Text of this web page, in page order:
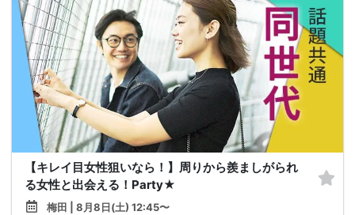
【キレイ目女性狙いなら！】周りから羨ましがられ
る女性と出会える！Party★
梅田 | 8月8日(土) 12:45〜